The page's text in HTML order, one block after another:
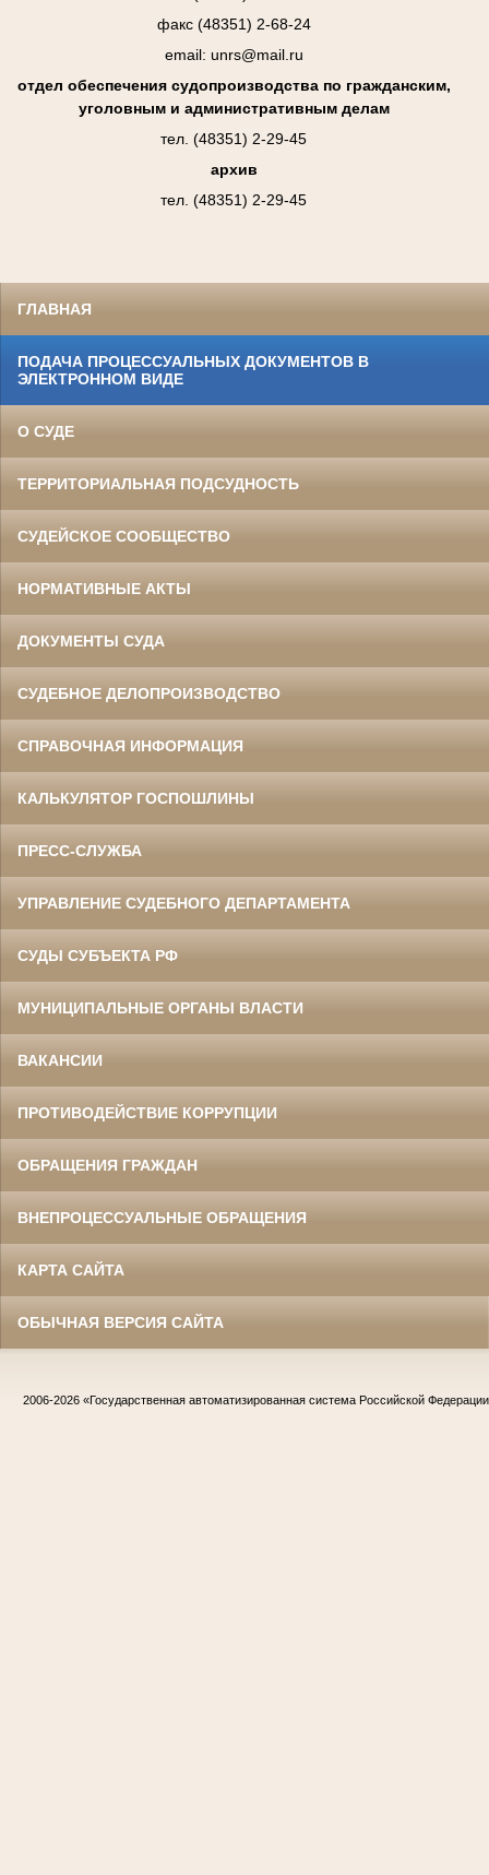
факс (48351) 2-68-24
email: unrs@mail.ru
отдел обеспечения судопроизводства по гражданским,
уголовным и административным делам
тел. (48351) 2-29-45
архив
тел. (48351) 2-29-45
ГЛАВНАЯ
ПОДАЧА ПРОЦЕССУАЛЬНЫХ ДОКУМЕНТОВ В
ЭЛЕКТРОННОМ ВИДЕ
О СУДЕ
ТЕРРИТОРИАЛЬНАЯ ПОДСУДНОСТЬ
СУДЕЙСКОЕ СООБЩЕСТВО
НОРМАТИВНЫЕ АКТЫ
ДОКУМЕНТЫ СУДА
СУДЕБНОЕ ДЕЛОПРОИЗВОДСТВО
СПРАВОЧНАЯ ИНФОРМАЦИЯ
КАЛЬКУЛЯТОР ГОСПОШЛИНЫ
ПРЕСС-СЛУЖБА
УПРАВЛЕНИЕ СУДЕБНОГО ДЕПАРТАМЕНТА
СУДЫ СУБЪЕКТА РФ
МУНИЦИПАЛЬНЫЕ ОРГАНЫ ВЛАСТИ
ВАКАНСИИ
ПРОТИВОДЕЙСТВИЕ КОРРУПЦИИ
ОБРАЩЕНИЯ ГРАЖДАН
ВНЕПРОЦЕССУАЛЬНЫЕ ОБРАЩЕНИЯ
КАРТА САЙТА
ОБЫЧНАЯ ВЕРСИЯ САЙТА
2006-2026 «Государственная автоматизированная система Российской